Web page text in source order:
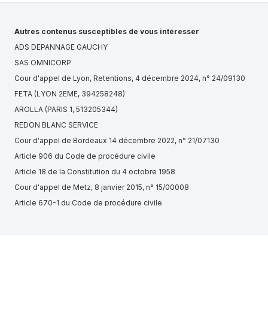
Autres contenus susceptibles de vous intéresser
ADS DEPANNAGE GAUCHY
SAS OMNICORP
Cour d'appel de Lyon, Retentions, 4 décembre 2024, n° 24/09130
FETA (LYON 2EME, 394258248)
AROLLA (PARIS 1, 513205344)
REDON BLANC SERVICE
Cour d'appel de Bordeaux 14 décembre 2022, n° 21/07130
Article 906 du Code de procédure civile
Article 18 de la Constitution du 4 octobre 1958
Cour d'appel de Metz, 8 janvier 2015, n° 15/00008
Article 670-1 du Code de procédure civile